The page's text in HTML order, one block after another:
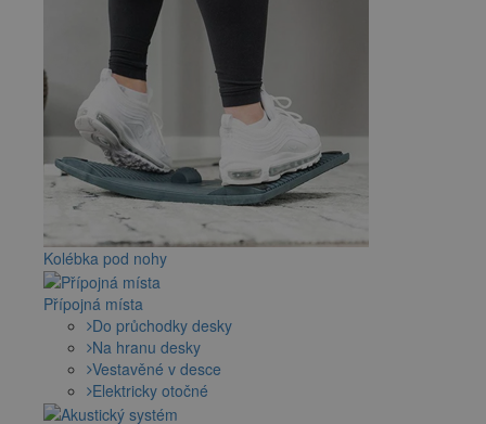
Kolébka pod nohy
Přípojná místa
Do průchodky desky
Na hranu desky
Vestavěné v desce
Elektricky otočné